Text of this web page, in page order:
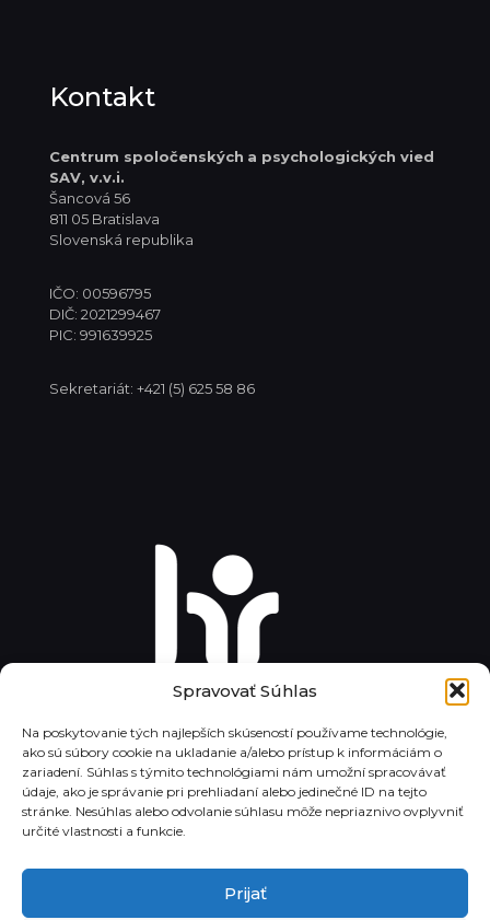
Spravovať Súhlas
Na poskytovanie tých najlepších skúseností používame technológie,
ako sú súbory cookie na ukladanie a/alebo prístup k informáciám o
zariadení. Súhlas s týmito technológiami nám umožní spracovávať
údaje, ako je správanie pri prehliadaní alebo jedinečné ID na tejto
stránke. Nesúhlas alebo odvolanie súhlasu môže nepriaznivo ovplyvniť
určité vlastnosti a funkcie.
Prijať
Kontakt
Centrum spoločenských a psychologických vied
SAV, v.v.i.
Šancová 56
811 05 Bratislava
Slovenská republika
IČO: 00596795
DIČ: 2021299467
PIC: 991639925
Sekretariát: +421 (5) 625 58 86